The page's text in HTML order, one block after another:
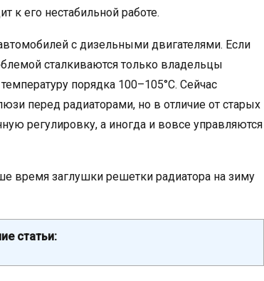
к его нестабильной работе.
с дизельными двигателями. Если
сталкиваются только владельцы
порядка 100–105°С. Сейчас
перед радиаторами, но в отличие от старых
регулировку, а иногда и вовсе управляются
время заглушки решетки радиатора на зиму
статьи: